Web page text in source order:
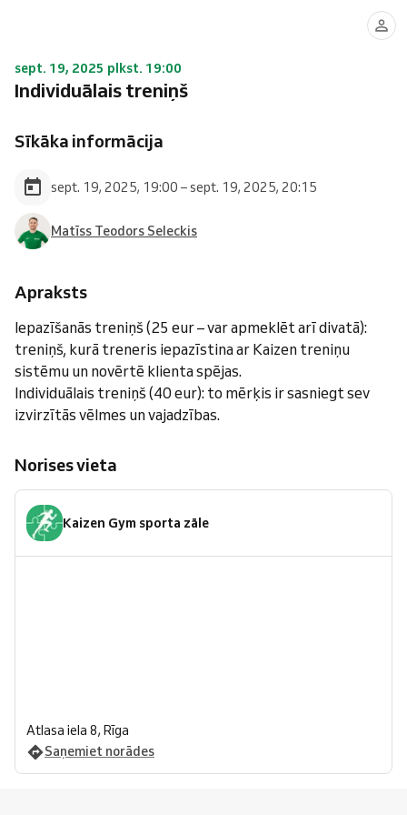
sept. 19, 2025 plkst. 19:00
Individuālais treniņš
Sīkāka informācija
sept. 19, 2025, 19:00 – sept. 19, 2025, 20:15
Matīss Teodors Seleckis
Apraksts
Iepazīšanās treniņš (25 eur – var apmeklēt arī divatā):
treniņš, kurā treneris iepazīstina ar Kaizen treniņu
sistēmu un novērtē klienta spējas.
Individuālais treniņš (40 eur): to mērķis ir sasniegt sev
izvirzītās vēlmes un vajadzības.
Norises vieta
Kaizen Gym sporta zāle
Atlasa iela 8, Rīga
Saņemiet norādes